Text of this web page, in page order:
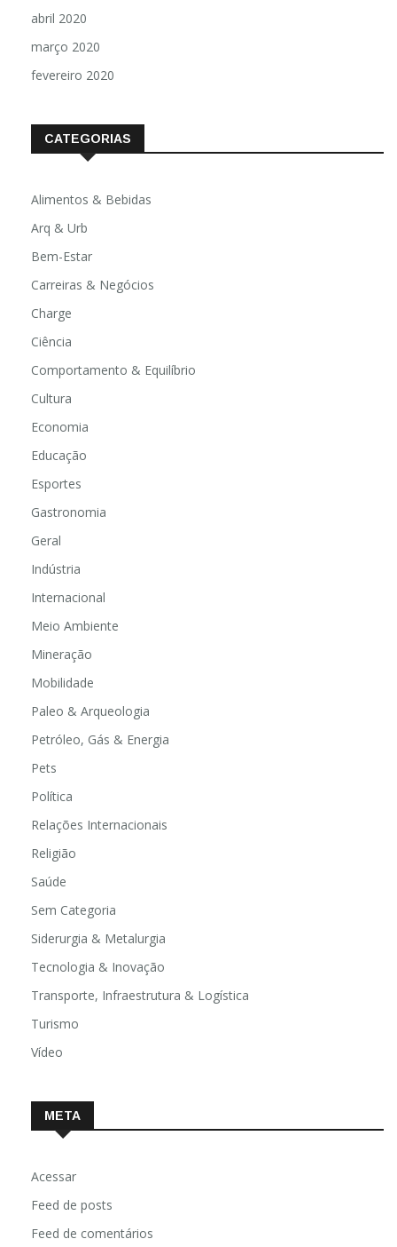
abril 2020
março 2020
fevereiro 2020
CATEGORIAS
Alimentos & Bebidas
Arq & Urb
Bem-Estar
Carreiras & Negócios
Charge
Ciência
Comportamento & Equilíbrio
Cultura
Economia
Educação
Esportes
Gastronomia
Geral
Indústria
Internacional
Meio Ambiente
Mineração
Mobilidade
Paleo & Arqueologia
Petróleo, Gás & Energia
Pets
Política
Relações Internacionais
Religião
Saúde
Sem Categoria
Siderurgia & Metalurgia
Tecnologia & Inovação
Transporte, Infraestrutura & Logística
Turismo
Vídeo
META
Acessar
Feed de posts
Feed de comentários